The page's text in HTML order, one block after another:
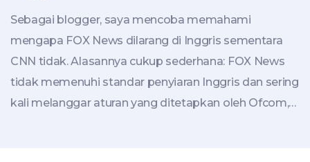
Sebagai blogger, saya mencoba memahami
mengapa FOX News dilarang di Inggris sementara
CNN tidak. Alasannya cukup sederhana: FOX News
tidak memenuhi standar penyiaran Inggris dan sering
kali melanggar aturan yang ditetapkan oleh Ofcom,